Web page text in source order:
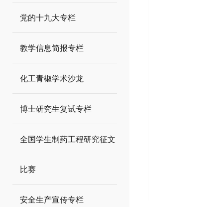
党的十九大专栏
教学信息简报专栏
化工青椒学术沙龙
博士研究生复试专栏
全国学生制药工程研究征文
比赛
安全生产宣传专栏